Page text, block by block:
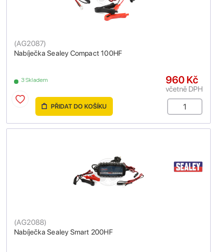
Nabíječka Sealey Compact 100HF
(AG2087)
3 Skladem 960 Kč
včetně DPH
PŘIDAT DO KOŠÍKU
Nabíječka Sealey Smart 200HF
(AG2088)